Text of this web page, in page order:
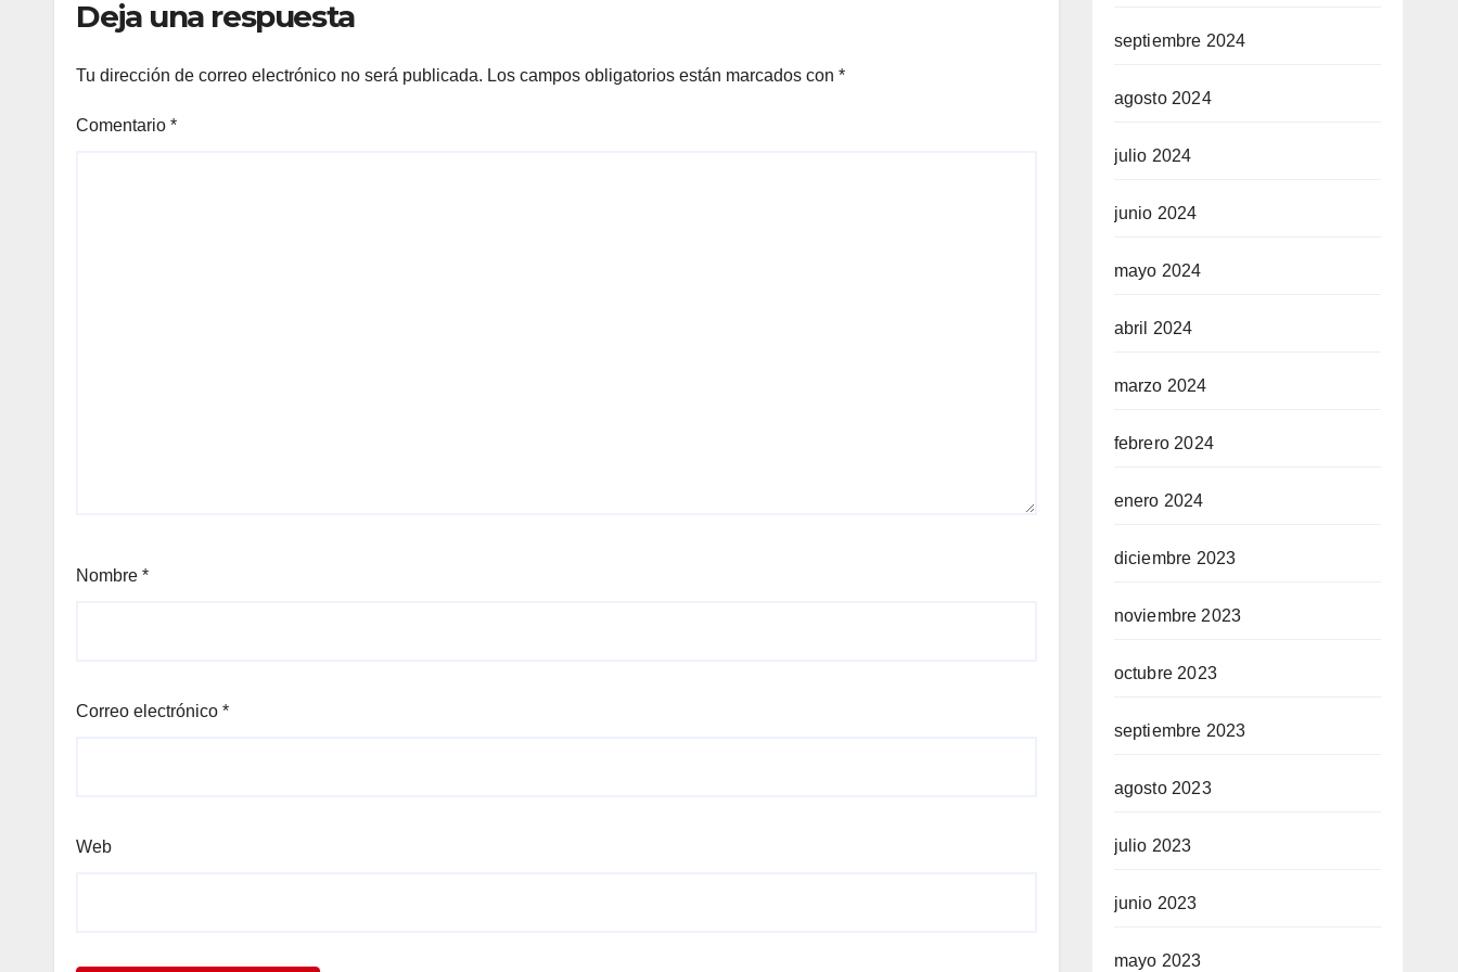
Deja una respuesta
Tu dirección de correo electrónico no será publicada. Los campos obligatorios están marcados con *
Comentario *
Nombre *
Correo electrónico *
Web
septiembre 2024
agosto 2024
julio 2024
junio 2024
mayo 2024
abril 2024
marzo 2024
febrero 2024
enero 2024
diciembre 2023
noviembre 2023
octubre 2023
septiembre 2023
agosto 2023
julio 2023
junio 2023
mayo 2023